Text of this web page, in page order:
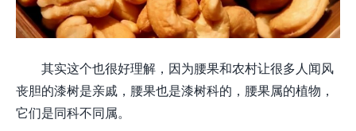
其实这个也很好理解，因为腰果和农村让很多人闻风
丧胆的漆树是亲戚，腰果也是漆树科的，腰果属的植物，
它们是同科不同属。